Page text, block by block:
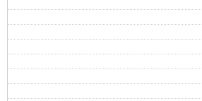
編曲者：信長貴富
Anon.
作曲者：モーリー，トーマス
Morley，Thomas
カリンカ
作曲者：-
Traditional
編曲者：橋本 剛
ともしび
作曲者：-
Traditional
編曲者：橋本 剛
Amazing Grace
Amazing Grace
作曲者：-
Traditional
Home Sweet Home
Home sweet home
作曲者：ビショップ，ヘンリー・ローリー
Psalm 23
Psalm 23
Beati Mortui
Grandfather`s Clock